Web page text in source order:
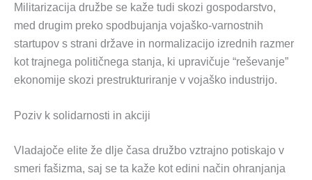
Militarizacija družbe se kaže tudi skozi gospodarstvo,
med drugim preko spodbujanja vojaško-varnostnih
startupov s strani države in normalizacijo izrednih razmer
kot trajnega političnega stanja, ki upravičuje “reševanje”
ekonomije skozi prestrukturiranje v vojaško industrijo.
Poziv k solidarnosti in akciji
Vladajoče elite že dlje časa družbo vztrajno potiskajo v
smeri fašizma, saj se ta kaže kot edini način ohranjanja